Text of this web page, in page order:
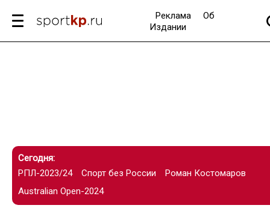
Реклама
Об
Издании
Сегодня:
РПЛ-2023/24
Спорт без России
Роман Костомаров
Australian Open-2024